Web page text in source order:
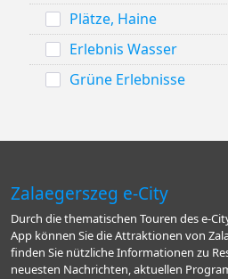
Plätze, Haine
Erlebnis Wasser
Grüne Erlebnisse
Zalaegerszeg e-City
Durch die thematischen Touren des e-
App können Sie die Attraktionen von
finden Sie nützliche Informationen zu
neuesten Nachrichten, aktuellen